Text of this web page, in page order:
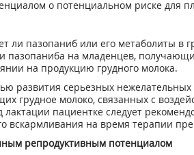
о потенциальном риске для
ли пазопаниб или его метаболиты в
пазопаниба на младенцев,
на продукцию грудного молока.
развития серьезных
грудное молоко, связанных с
пациентке следует
вскармливания на время терапии
репродуктивным потенциалом